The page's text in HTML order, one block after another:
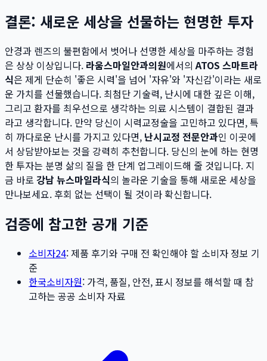
결론: 새로운 세상을 선물하는 현명한 투자
안경과 렌즈의 불편함에서 벗어나 선명한 세상을 마주하는 경험
은 상상 이상입니다. 라움스마일안과의원에서의ATOS 스마트라
식은 제게 단순히 '좋은 시력'을 넘어 '자유'와 '자신감'이라는 새로
운 가치를 선물했습니다. 최첨단 기술력, 난시에 대한 깊은 이해,
그리고 환자를 최우선으로 생각하는 의료 시스템이 결합된 결과
라고 생각합니다. 만약 당신이 시력교정술을 고민하고 있다면, 특
히 까다로운 난시를 가지고 있다면, 난시교정 전문안과인 이곳에
서 상담받아보는 것을 강력히 추천합니다. 당신의 눈에 하는 현명
한 투자는 분명 삶의 질을 한 단계 업그레이드해 줄 것입니다. 지
금 바로 강남 뉴스마일라식의 놀라운 기술을 통해 새로운 세상을
만나보세요. 후회 없는 선택이 될 것이라 확신합니다.
검증에 참고한 공개 기준
소비자24: 제품 후기와 구매 전 확인해야 할 소비자 정보 기
준
한국소비자원: 가격, 품질, 안전, 표시 정보를 해석할 때 참
고하는 공공 소비자 자료